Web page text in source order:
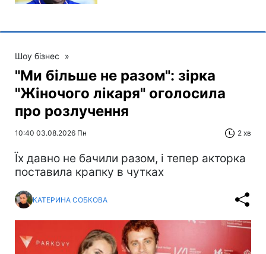
Шоу бізнес »
"Ми більше не разом": зірка
"Жіночого лікаря" оголосила
про розлучення
10:40 03.08.2026 Пн 2 хв
Їх давно не бачили разом, і тепер акторка
поставила крапку в чутках
КАТЕРИНА СОБКОВА